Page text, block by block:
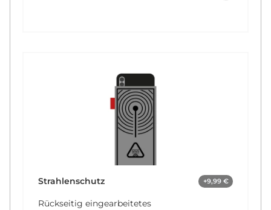
Strahlenschutz +9,99 €
Rückseitig eingearbeitetes